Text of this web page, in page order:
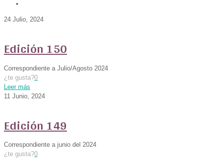
24 Julio, 2024
Edición 150
Correspondiente a Julio/Agosto 2024
¿te gusta?0
Leer más
11 Junio, 2024
Edición 149
Correspondiente a junio del 2024
¿te gusta?0